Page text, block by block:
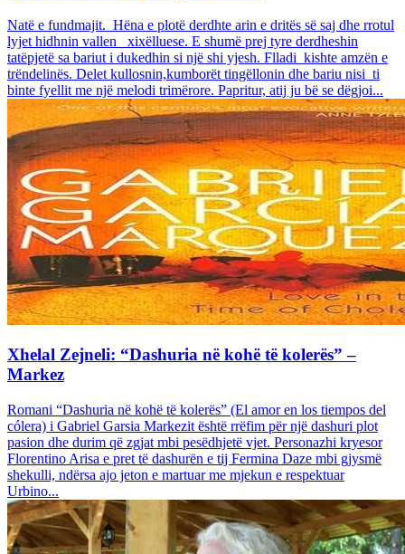
Natë e fundmajit. Hëna e plotë derdhte arin e dritës së saj dhe rrotul
lyjet hidhnin vallen xixëlluese. E shumë prej tyre derdheshin
tatëpjetë sa bariut i dukedhin si një shi yjesh. Flladi kishte amzën e
trëndelinës. Delet kullosnin,kumborët tingëllonin dhe bariu nisi ti
binte fyellit me një melodi trimërore. Papritur, atij ju bë se dëgjoi...
Xhelal Zejneli: “Dashuria në kohë të kolerës” –
Markez
Romani “Dashuria në kohë të kolerës” (El amor en los tiempos del
cólera) i Gabriel Garsia Markezit është rrëfim për një dashuri plot
pasion dhe durim që zgjat mbi pesëdhjetë vjet. Personazhi kryesor
Florentino Arisa e pret të dashurën e tij Fermina Daze mbi gjysmë
shekulli, ndërsa ajo jeton e martuar me mjekun e respektuar
Urbino...